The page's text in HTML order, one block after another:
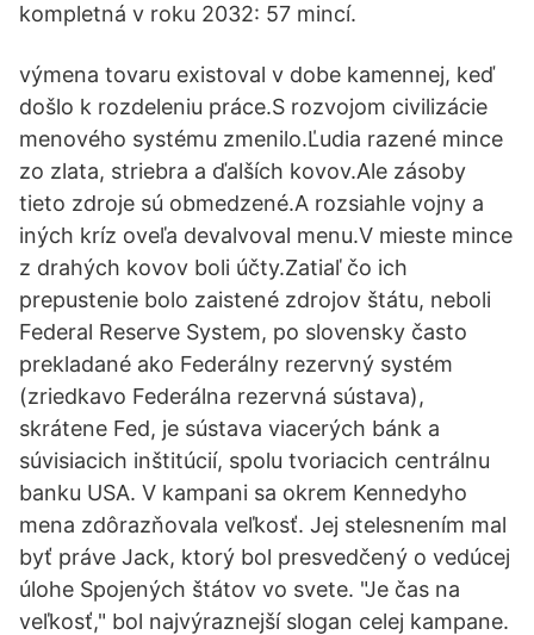
kompletná v roku 2032: 57 mincí.
výmena tovaru existoval v dobe kamennej, keď
došlo k rozdeleniu práce.S rozvojom civilizácie
menového systému zmenilo.Ľudia razené mince
zo zlata, striebra a ďalších kovov.Ale zásoby
tieto zdroje sú obmedzené.A rozsiahle vojny a
iných kríz oveľa devalvoval menu.V mieste mince
z drahých kovov boli účty.Zatiaľ čo ich
prepustenie bolo zaistené zdrojov štátu, neboli
Federal Reserve System, po slovensky často
prekladané ako Federálny rezervný systém
(zriedkavo Federálna rezervná sústava),
skrátene Fed, je sústava viacerých bánk a
súvisiacich inštitúcií, spolu tvoriacich centrálnu
banku USA. V kampani sa okrem Kennedyho
mena zdôrazňovala veľkosť. Jej stelesnením mal
byť práve Jack, ktorý bol presvedčený o vedúcej
úlohe Spojených štátov vo svete. "Je čas na
veľkosť," bol najvýraznejší slogan celej kampane.